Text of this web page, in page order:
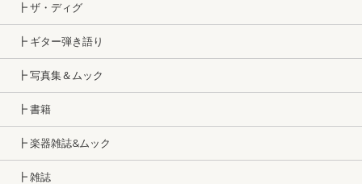
┣ ザ・ディグ
┣ ギター弾き語り
┣ 写真集＆ムック
┣ 書籍
┣ 楽器雑誌&ムック
┣ 雑誌